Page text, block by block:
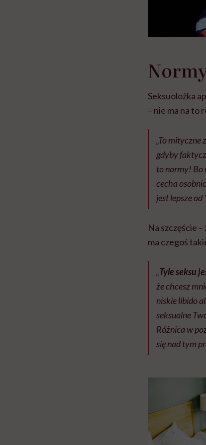
Seksuolożka
– nie ma na to
„To mityczne
gdyby
to normy! Bo
cecha
jest lepsze od
Na szczęście
ma czegoś
„Tyle seksu
że chcesz
niskie libido
seksualne
Różnica w
się nad tym